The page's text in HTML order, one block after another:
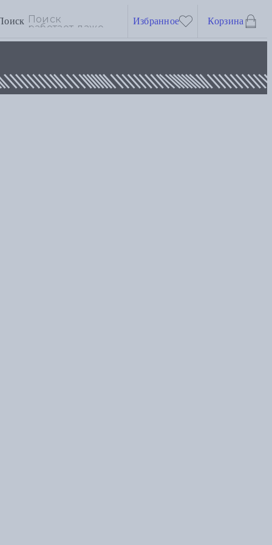
Избранное Корзина